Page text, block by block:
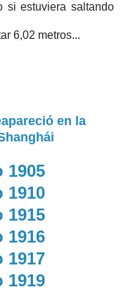
si estuviera saltando
6,02 metros...
en la
1905
1910
1915
1916
1917
1919